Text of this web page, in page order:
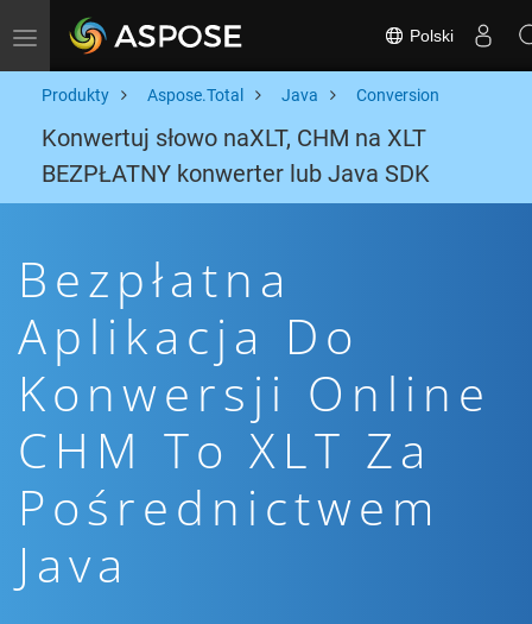
Toggle navigation Polski
Produkty Aspose.Total Java Conversion
Konwertuj słowo naXLT, CHM na XLT
BEZPŁATNY konwerter lub Java SDK
Bezpłatna
Aplikacja Do
Konwersji Online
CHM To XLT Za
Pośrednictwem
Java